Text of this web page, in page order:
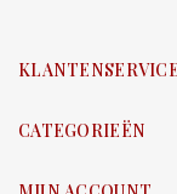
KLANTENSERVICE
CATEGORIEËN